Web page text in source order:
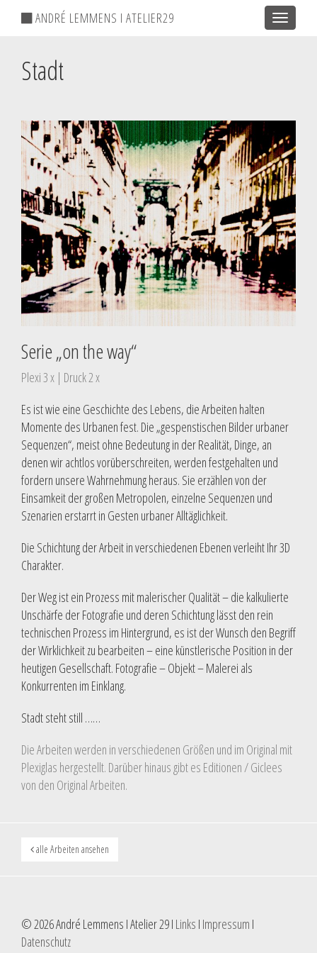
Toggle
ANDRÉ LEMMENS I ATELIER29
Stadt
Serie „on the way“
Plexi 3 x | Druck 2 x
Es ist wie eine Geschichte des Lebens, die Arbeiten halten
Momente des Urbanen fest. Die „gespenstischen Bilder urbaner
Sequenzen“, meist ohne Bedeutung in der Realität, Dinge, an
denen wir achtlos vorüberschreiten, werden festgehalten und
fordern unsere Wahrnehmung heraus. Sie erzählen von der
Einsamkeit der großen Metropolen, einzelne Sequenzen und
Szenarien erstarrt in Gesten urbaner Alltäglichkeit.
Die Schichtung der Arbeit in verschiedenen Ebenen verleiht Ihr 3D
Charakter.
Der Weg ist ein Prozess mit malerischer Qualität – die kalkulierte
Unschärfe der Fotografie und deren Schichtung lässt den rein
technischen Prozess im Hintergrund, es ist der Wunsch den Begriff
der Wirklichkeit zu bearbeiten – eine künstlerische Position in der
heutigen Gesellschaft. Fotografie – Objekt – Malerei als
Konkurrenten im Einklang.
Stadt steht still ……
Die Arbeiten werden in verschiedenen Größen und im Original mit
Plexiglas hergestellt. Darüber hinaus gibt es Editionen / Giclees
von den Original Arbeiten.
alle Arbeiten ansehen
© 2026 André Lemmens I Atelier 29 I Links I Impressum I
Datenschutz